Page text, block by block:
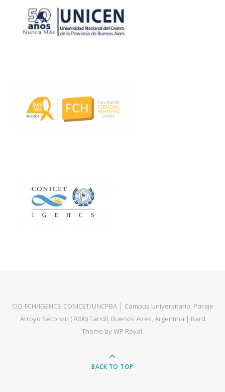
CIG-FCH/IGEHCS-CONICET/UNCPBA │ Campus Universitario. Paraje
Arroyo Seco s/n (7000) Tandil, Buenos Aires, Argentina | Bard
Theme byWP Royal.
BACK TO TOP